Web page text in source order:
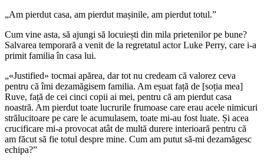
„Am pierdut casa, am pierdut mașinile, am pierdut totul.”
Cum vine asta, să ajungi să locuiești din mila prietenilor pe bune?
Salvarea temporară a venit de la regretatul actor Luke Perry, care i-a
primit familia în casa lui.
„«Justified» tocmai apărea, dar tot nu credeam că valorez ceva
pentru că îmi dezamăgisem familia. Am eșuat față de [soția mea]
Ruve, față de cei cinci copii ai mei, pentru că am pierdut casa
noastră. Am pierdut toate lucrurile frumoase care erau acele nimicuri
strălucitoare pe care le acumulasem, toate mi-au fost luate. Și acea
crucificare mi-a provocat atât de multă durere interioară pentru că
am făcut să fie totul despre mine. Cum am putut să-mi dezamăgesc
echipa?”